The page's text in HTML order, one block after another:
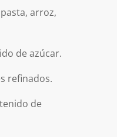
arroz,
de azúcar.
refinados.
de